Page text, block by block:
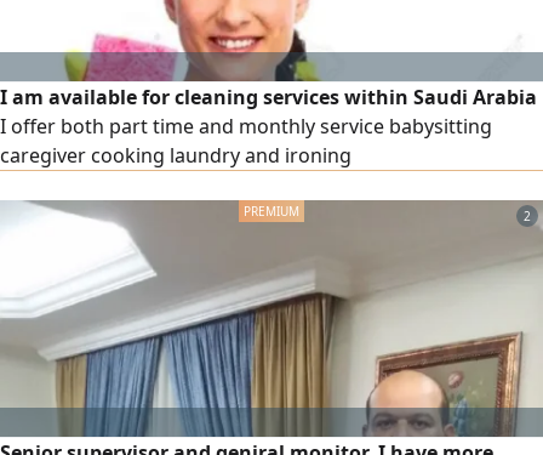
I am available for cleaning services within Saudi Arabia
I offer both part time and monthly service babysitting
caregiver cooking laundry and ironing
2